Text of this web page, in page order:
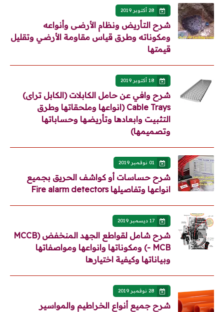
28 أكتوبر 2019
شرح التأريض ونظام الأرضى وأنواعه
ومكوناته وطرق قياس مقاومة الأرضي وتقليل
قيمتها
18 أكتوبر 2019
شرح وافي عن حامل الكابلات (الكابل تراى)
Cable Trays (انواعها وملحقاتها وطرق
التثبيت وابعادها وتأريضها وحساباتها
وتصميمها)
01 نوفمبر 2019
شرح حساسات أو كواشف الحريق بجميع
انواعها وتفاصيلها Fire alarm detectors
17 ديسمبر 2019
شرح شامل لقواطع الجهد المنخفض (MCCB
- MCB) ومكوناتها وانواعها ومواصفاتها
وبياناتها وكيفية اختيارها
28 نوفمبر 2019
شرح جميع أنواع الخراطيم والمواسير